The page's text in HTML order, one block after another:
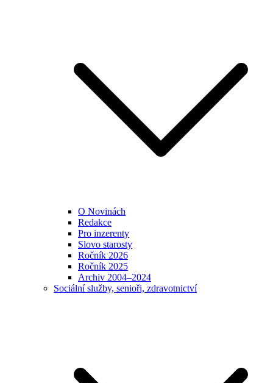
O Novinách
Redakce
Pro inzerenty
Slovo starosty
Ročník 2026
Ročník 2025
Archiv 2004–2024
Sociální služby, senioři, zdravotnictví